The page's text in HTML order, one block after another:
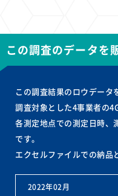
この調査のデータを
この調査結果のロウデータ
調査対象とした4事業者の
各測定地点での測定日時、
です。
エクセルファイルでの納品
2022年02月